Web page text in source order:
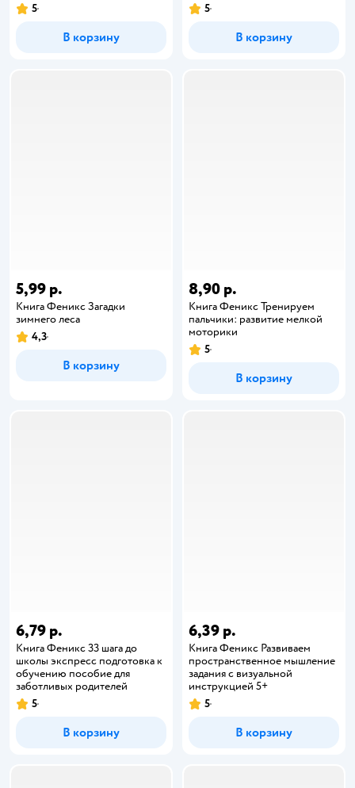
5
В корзину
5
В корзину
5,99 р.
Книга Феникс Загадки
зимнего леса
4,3
В корзину
8,90 р.
Книга Феникс Тренируем
пальчики: развитие мелкой
моторики
5
В корзину
6,79 р.
Книга Феникс 33 шага до
школы экспресс подготовка к
обучению пособие для
заботливых родителей
5
В корзину
6,39 р.
Книга Феникс Развиваем
пространственное мышление
задания с визуальной
инструкцией 5+
5
В корзину